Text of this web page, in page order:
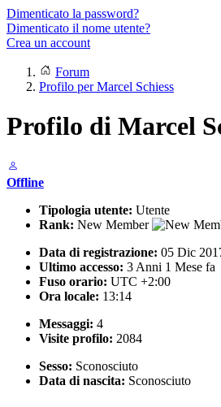
Dimenticato la password?
Dimenticato il nome utente?
Crea un account
Forum
Profilo per Marcel Schiess
Profilo di Marcel
Offline
Tipologia utente: Utente
Rank: New Member
Data di registrazione: 05 Dic
Ultimo accesso: 3 Anni 1 Mese fa
Fuso orario: UTC +2:00
Ora locale: 13:14
Messaggi: 4
Visite profilo: 2084
Sesso: Sconosciuto
Data di nascita: Sconosciuto